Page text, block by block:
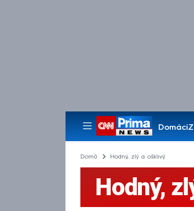
Domácí
Pořady
Domů Hodný, zlý a ošklivý
Hodný,